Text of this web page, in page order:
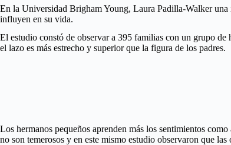
En la Universidad Brigham Young, Laura Padilla-Walker
influyen en su vida.
El estudio constó de observar a 395 familias con un grupo de
el lazo es más estrecho y superior que la figura de los padres.
Los hermanos pequeños aprenden más los sentimientos
no son temerosos y en este mismo estudio observaron que